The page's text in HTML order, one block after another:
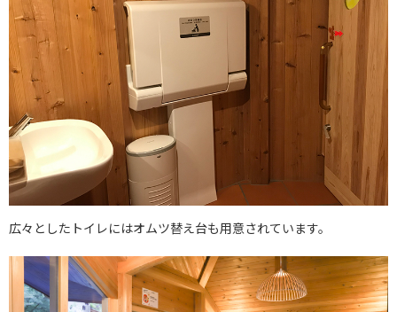
広々としたトイレにはオムツ替え台も用意されています。